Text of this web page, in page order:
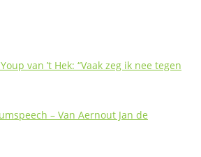
van ’t Hek: “Vaak zeg ik nee tegen
– Van Aernout Jan de